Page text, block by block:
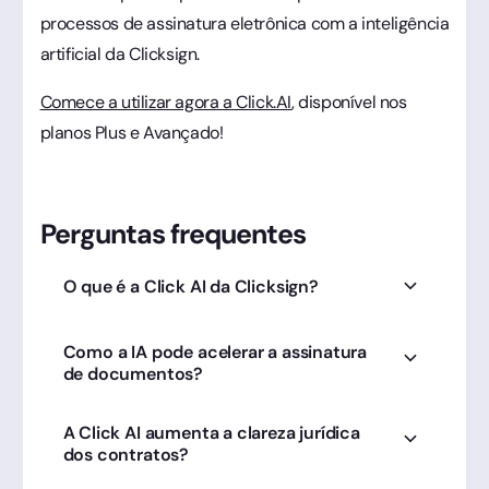
processos de assinatura eletrônica com a inteligência
artificial da Clicksign.
Comece a utilizar agora a Click.AI, disponível nos
planos Plus e Avançado!
Perguntas frequentes
O que é a Click AI da Clicksign?
para otimizar a experiência do signatário,
facilitando a leitura e compreensão de
Como a IA pode acelerar a assinatura
de documentos?
pontos-chave rapidamente, reduzindo dúvidas
e atritos que poderiam atrasar a decisão de
A Click AI aumenta a clareza jurídica
dos contratos?